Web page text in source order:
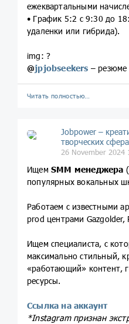
ежеквартальными
• График 5:2 с 9:30 до
удаленки или гибрида).
img: ?
@jpjobseekers – резюме
Читать полностью…
Jobpower –
творческих
26 November 2024
Ищем SMM менеджера
популярных вокальных
Работаем с известными
prod центрами Gazgolder,
Ищем специалиста, с
максимально стильный,
«работающий» контент,
ресурсы.
Ссылка на аккаунт
*Instagram признан